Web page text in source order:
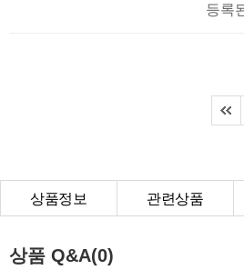
등록
상품정보 관련상품
상품 Q&A(0)